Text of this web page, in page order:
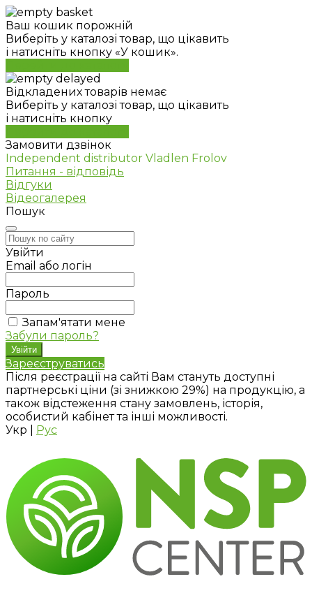
Ваш кошик порожній
Виберіть у каталозі товар, що цікавить
і натисніть кнопку «У кошик».
Відкладених товарів немає
Виберіть у каталозі товар, що цікавить
і натисніть кнопку
Замовити дзвінок
Independent distributor Vladlen Frolov
Питання - відповідь
Відгуки
Відеогалерея
Пошук
Увійти
Email або логін
Пароль
Запам'ятати мене
Забули пароль?
Зареєструватись
Після реєстрації на сайті Вам стануть доступні
партнерські ціни (зі знижкою 29%) на продукцію, а
також відстеження стану замовлень, історія,
особистий кабінет та інші можливості.
Укр
Рус